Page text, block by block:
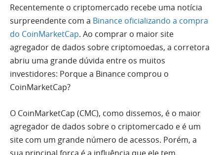
Recentemente o criptomercado recebe uma notícia
surpreendente com a Binance oficializando a compra
do CoinMarketCap. Ao comprar o maior site
agregador de dados sobre criptomoedas, a corretora
abriu uma grande dúvida entre os muitos
investidores: Porque a Binance comprou o
CoinMarketCap?
O CoinMarketCap (CMC), como dissemos, é o maior
agregador de dados sobre o criptomercado e é um
site com um grande número de acessos. Porém, a